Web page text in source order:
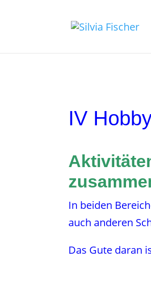
IV
In beiden
auch anderen
Das Gute daran